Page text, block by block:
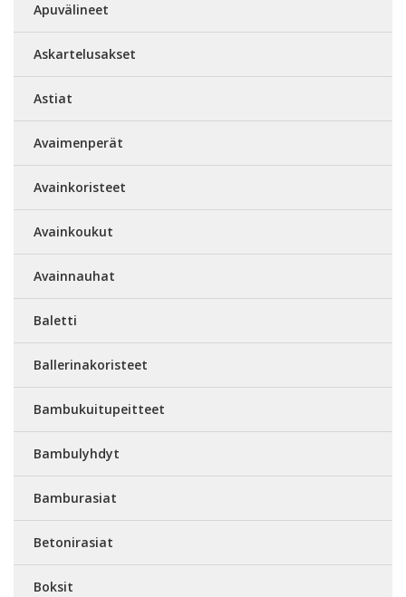
Apuvälineet
Askartelusakset
Astiat
Avaimenperät
Avainkoristeet
Avainkoukut
Avainnauhat
Baletti
Ballerinakoristeet
Bambukuitupeitteet
Bambulyhdyt
Bamburasiat
Betonirasiat
Boksit